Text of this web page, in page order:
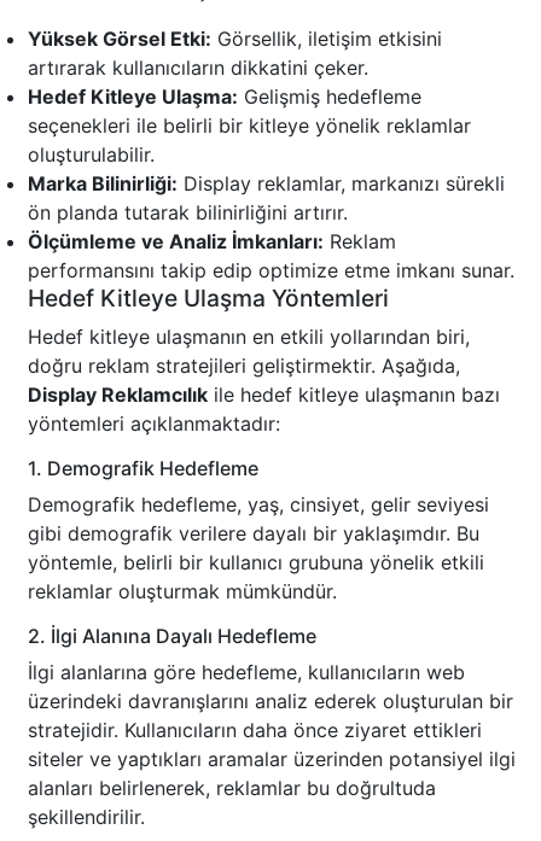
Yüksek Görsel Etki: Görsellik, iletişim etkisini
artırarak kullanıcıların dikkatini çeker.
Hedef Kitleye Ulaşma: Gelişmiş hedefleme
seçenekleri ile belirli bir kitleye yönelik reklamlar
oluşturulabilir.
Marka Bilinirliği: Display reklamlar, markanızı sürekli
ön planda tutarak bilinirliğini artırır.
Ölçümleme ve Analiz İmkanları: Reklam
performansını takip edip optimize etme imkanı sunar.
Hedef Kitleye Ulaşma Yöntemleri
Hedef kitleye ulaşmanın en etkili yollarından biri,
doğru reklam stratejileri geliştirmektir. Aşağıda,
Display Reklamcılık ile hedef kitleye ulaşmanın bazı
yöntemleri açıklanmaktadır:
1. Demografik Hedefleme
Demografik hedefleme, yaş, cinsiyet, gelir seviyesi
gibi demografik verilere dayalı bir yaklaşımdır. Bu
yöntemle, belirli bir kullanıcı grubuna yönelik etkili
reklamlar oluşturmak mümkündür.
2. İlgi Alanına Dayalı Hedefleme
İlgi alanlarına göre hedefleme, kullanıcıların web
üzerindeki davranışlarını analiz ederek oluşturulan bir
stratejidir. Kullanıcıların daha önce ziyaret ettikleri
siteler ve yaptıkları aramalar üzerinden potansiyel ilgi
alanları belirlenerek, reklamlar bu doğrultuda
şekillendirilir.